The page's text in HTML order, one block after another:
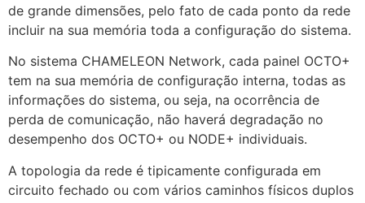
de grande dimensões, pelo fato de cada ponto da rede
incluir na sua memória toda a configuração do sistema.
No sistema CHAMELEON Network, cada painel OCTO+
tem na sua memória de configuração interna, todas as
informações do sistema, ou seja, na ocorrência de
perda de comunicação, não haverá degradação no
desempenho dos OCTO+ ou NODE+ individuais.
A topologia da rede é tipicamente configurada em
circuito fechado ou com vários caminhos físicos duplos